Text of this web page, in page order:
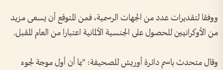
ووفقا لتقديرات عدد من الجهات الرسمية، فمن المتوقع أن يسعى مزيد
من الأوكرانيين للحصول على الجنسية الألمانية اعتبارا من العام المقبل.
وقال متحدث باسم دائرة أوريش للصحيفة: "بما أن أول موجة لجوء